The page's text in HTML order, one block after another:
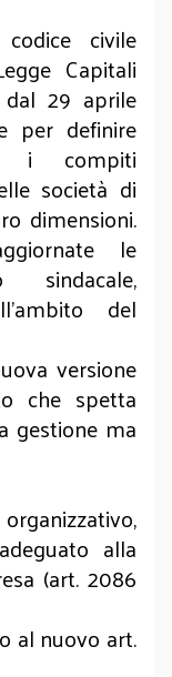
civile
Capitali
29 aprile
per definire
i compiti
società di
dimensioni.
le
del
versione
che spetta
gestione ma
alla
(art. 2086
al nuovo art.